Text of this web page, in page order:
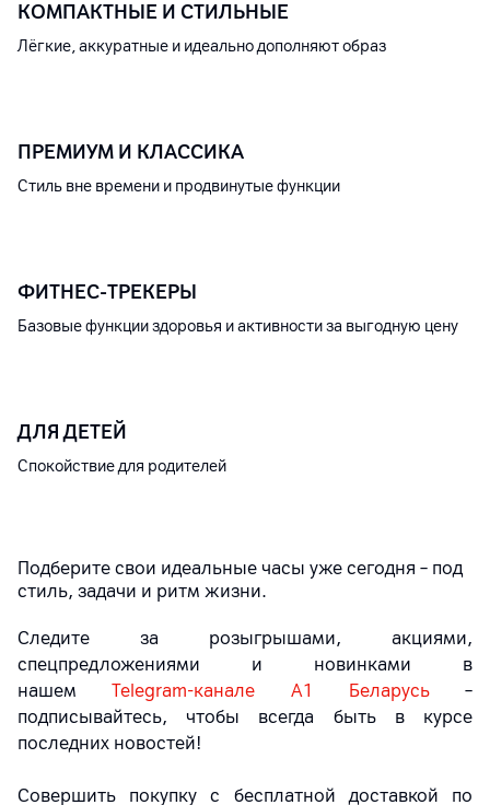
КОМПАКТНЫЕ И СТИЛЬНЫЕ
Лёгкие, аккуратные и идеально дополняют образ
ПРЕМИУМ И КЛАССИКА
Стиль вне времени и продвинутые функции
ФИТНЕС‑ТРЕКЕРЫ
Базовые функции здоровья и активности за выгодную цену
ДЛЯ ДЕТЕЙ
Спокойствие для родителей
Подберите свои идеальные часы уже сегодня – под
стиль, задачи и ритм жизни.
Следите за розыгрышами, акциями,
спецпредложениями и новинками в
нашемTelegram-канале A1 Беларусь–
подписывайтесь, чтобы всегда быть в курсе
последних новостей!
Совершить покупку с бесплатной доставкой по